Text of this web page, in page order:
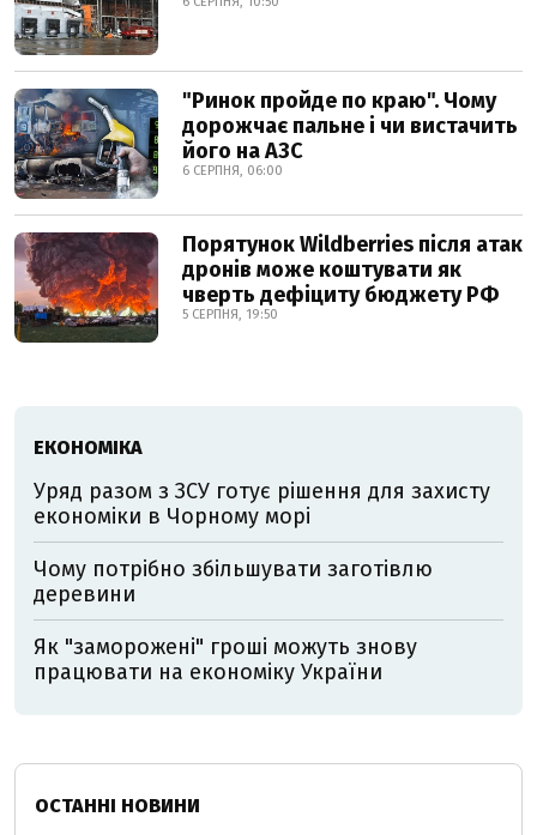
"Ринок пройде по краю". Чому
дорожчає пальне і чи вистачить
його на АЗС
6 СЕРПНЯ, 06:00
Порятунок Wildberries після атак
дронів може коштувати як
чверть дефіциту бюджету РФ
5 СЕРПНЯ, 19:50
ЕКОНОМІКА
Уряд разом з ЗСУ готує рішення для захисту
економіки в Чорному морі
Чому потрібно збільшувати заготівлю
деревини
Як "заморожені" гроші можуть знову
працювати на економіку України
ОСТАННІ НОВИНИ